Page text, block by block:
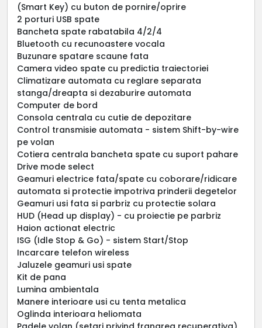
(Smart Key) cu buton de pornire/oprire
2 porturi USB spate
Bancheta spate rabatabila 4/2/4
Bluetooth cu recunoastere vocala
Buzunare spatare scaune fata
Camera video spate cu predictia traiectoriei
Climatizare automata cu reglare separata
stanga/dreapta si dezaburire automata
Computer de bord
Consola centrala cu cutie de depozitare
Control transmisie automata - sistem Shift-by-wire
pe volan
Cotiera centrala bancheta spate cu suport pahare
Drive mode select
Geamuri electrice fata/spate cu coborare/ridicare
automata si protectie impotriva prinderii degetelor
Geamuri usi fata si parbriz cu protectie solara
HUD (Head up display) - cu proiectie pe parbriz
Haion actionat electric
ISG (Idle Stop & Go) - sistem Start/Stop
Incarcare telefon wireless
Jaluzele geamuri usi spate
Kit de pana
Lumina ambientala
Manere interioare usi cu tenta metalica
Oglinda interioara heliomata